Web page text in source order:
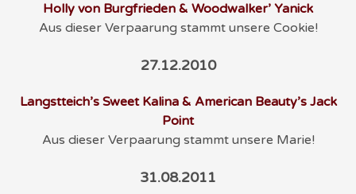
Holly von Burgfrieden & Woodwalker’ Yanick
Aus dieser Verpaarung stammt unsere Cookie!
27.12.2010
Langstteich’s Sweet Kalina & American Beauty’s Jack
Point
Aus dieser Verpaarung stammt unsere Marie!
31.08.2011